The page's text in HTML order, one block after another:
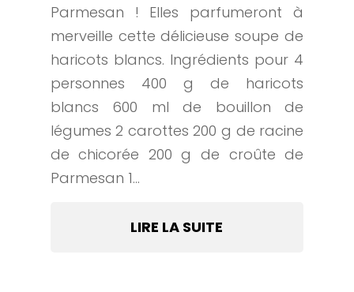
Parmesan ! Elles parfumeront à
merveille cette délicieuse soupe de
haricots blancs. Ingrédients pour 4
personnes 400 g de haricots
blancs 600 ml de bouillon de
légumes 2 carottes 200 g de racine
de chicorée 200 g de croûte de
Parmesan 1...
LIRE LA SUITE